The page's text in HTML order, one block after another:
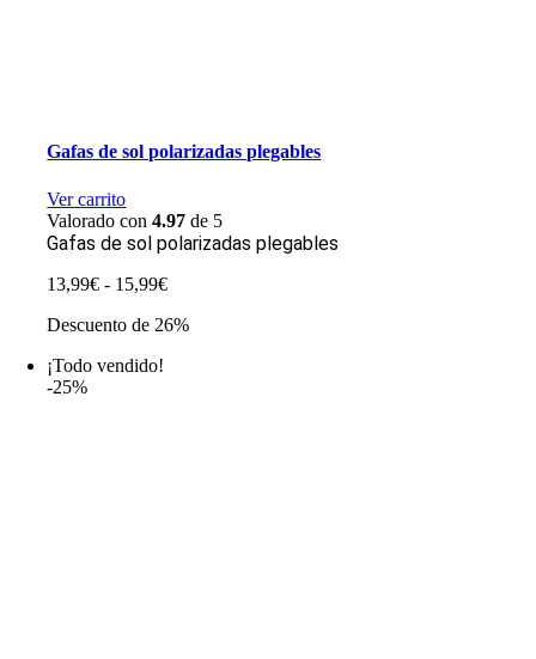
Gafas de sol polarizadas plegables
Ver carrito
Valorado con4.97 de 5
Gafas de sol polarizadas plegables
13,99€ - 15,99€Rango
precios:
Descuento de 26%
¡Todo vendido!
-25%